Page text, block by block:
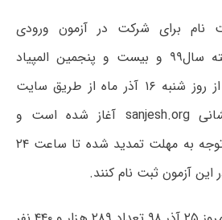
نام برای شرکت در آزمون ورودی
کارشناسی ارشد ناپیوسته سال۹۹ و بیست و پنجمین المپیاد
علمی دانشجویی کشور از روز شنبه ۱۶ آذر ماه از طریق سایت
سازمان سنجش به نشانی sanjesh.org آغاز شده است و
داوطلبان می توانند با توجه به مهلت تمدید شده تا ساعت ۲۴